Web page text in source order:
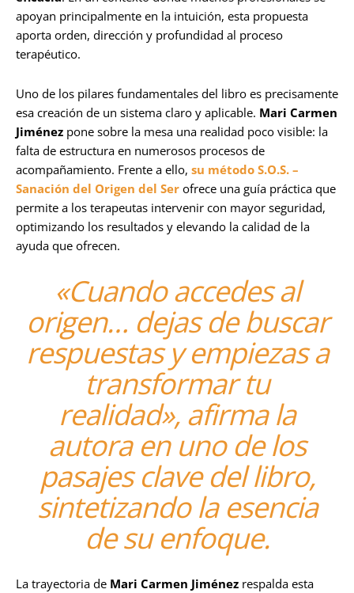
apoyan principalmente en la intuición, esta propuesta
aporta orden, dirección y profundidad al proceso
terapéutico.
Uno de los pilares fundamentales del libro es precisamente
esa creación de un sistema claro y aplicable. Mari Carmen
Jiménez pone sobre la mesa una realidad poco visible: la
falta de estructura en numerosos procesos de
acompañamiento. Frente a ello, su método S.O.S. –
Sanación del Origen del Ser ofrece una guía práctica que
permite a los terapeutas intervenir con mayor seguridad,
optimizando los resultados y elevando la calidad de la
ayuda que ofrecen.
«Cuando accedes al
origen… dejas de buscar
respuestas y empiezas a
transformar tu
realidad», afirma la
autora en uno de los
pasajes clave del libro,
sintetizando la esencia
de su enfoque.
La trayectoria de Mari Carmen Jiménez respalda esta